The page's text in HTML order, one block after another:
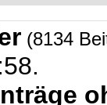
(8134